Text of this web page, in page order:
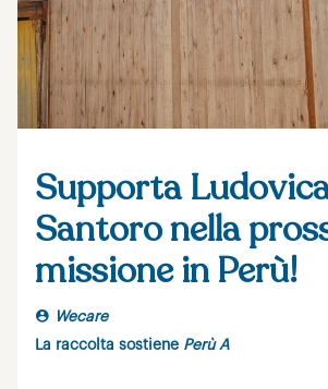
Supporta
Santoro nella
missione in Perù!
Wecare
La raccolta sostiene Perù A